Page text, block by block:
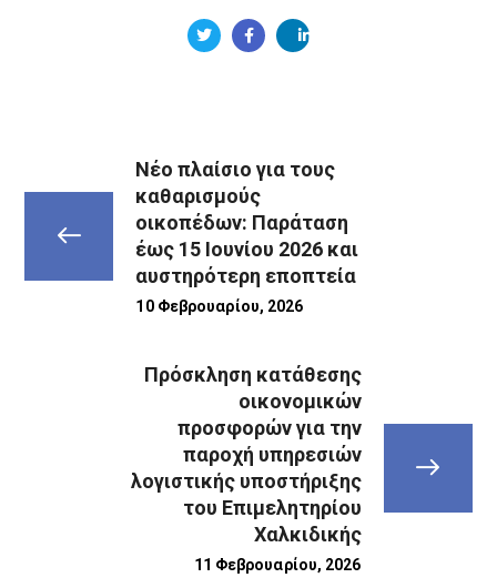
Νέο πλαίσιο για τους
καθαρισμούς
οικοπέδων: Παράταση
έως 15 Ιουνίου 2026 και
αυστηρότερη εποπτεία
10 Φεβρουαρίου, 2026
Πρόσκληση κατάθεσης
οικονομικών
προσφορών για την
παροχή υπηρεσιών
λογιστικής υποστήριξης
του Επιμελητηρίου
Χαλκιδικής
11 Φεβρουαρίου, 2026